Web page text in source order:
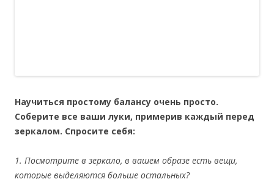
Научиться простому балансу очень просто.
Соберите все ваши луки, примерив каждый перед
зеркалом. Спросите себя:
1. Посмотрите в зеркало, в вашем образе есть вещи,
которые выделяются больше остальных?